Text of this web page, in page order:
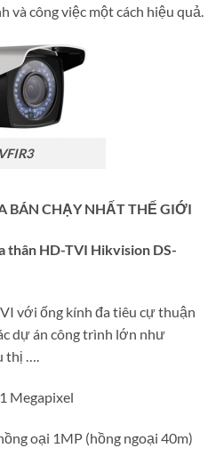
và công việc một cách hiệu quả.
BÁN CHẠY NHẤT THẾ GIỚI
thân HD-TVI Hikvision DS-
với ống kính đa tiêu cự thuận
dự án công trình lớn như
thị ….
Megapixel
oại 1MP (hồng ngoại 40m)